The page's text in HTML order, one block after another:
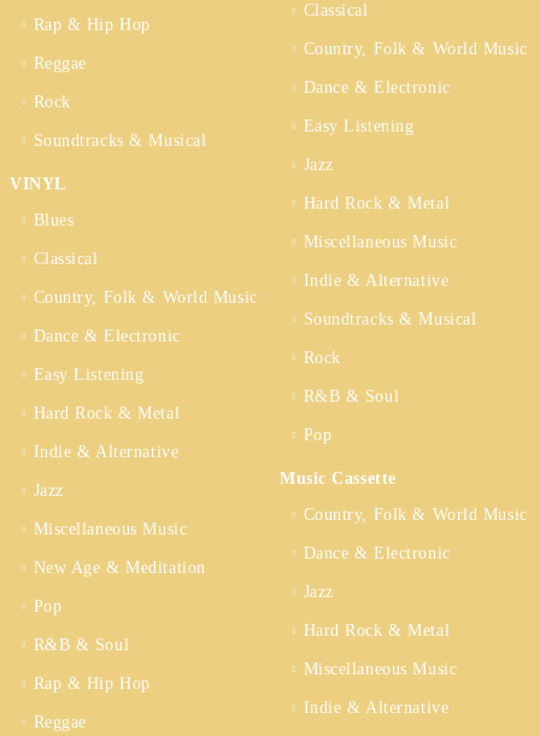
Rap & Hip Hop
Reggae
Rock
Soundtracks & Musical
VINYL
Blues
Classical
Country, Folk & World Music
Dance & Electronic
Easy Listening
Hard Rock & Metal
Indie & Alternative
Jazz
Miscellaneous Music
New Age & Meditation
Pop
R&B & Soul
Rap & Hip Hop
Reggae
Classical
Country, Folk & World Music
Dance & Electronic
Easy Listening
Jazz
Hard Rock & Metal
Miscellaneous Music
Indie & Alternative
Soundtracks & Musical
Rock
R&B & Soul
Pop
Music Cassette
Country, Folk & World Music
Dance & Electronic
Jazz
Hard Rock & Metal
Miscellaneous Music
Indie & Alternative